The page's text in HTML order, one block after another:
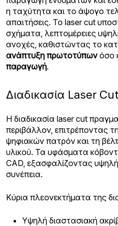
η ταχύτητα και το άψογο
απαιτήσεις. Το laser cut
σχήματα, λεπτομέρειες
ανοχές, καθιστώντας το
ανάπτυξη πρωτοτύπωνόσο
παραγωγή.
Διαδικασία Laser Cut
Η διαδικασία laser cut
περιβάλλον, επιτρέποντας
ψηφιακών πατρόν και τη
υλικού. Τα υφάσματα
CAD, εξασφαλίζοντας
συνέπεια.
Κύρια πλεονεκτήματα της
Υψηλή διαστασιακή